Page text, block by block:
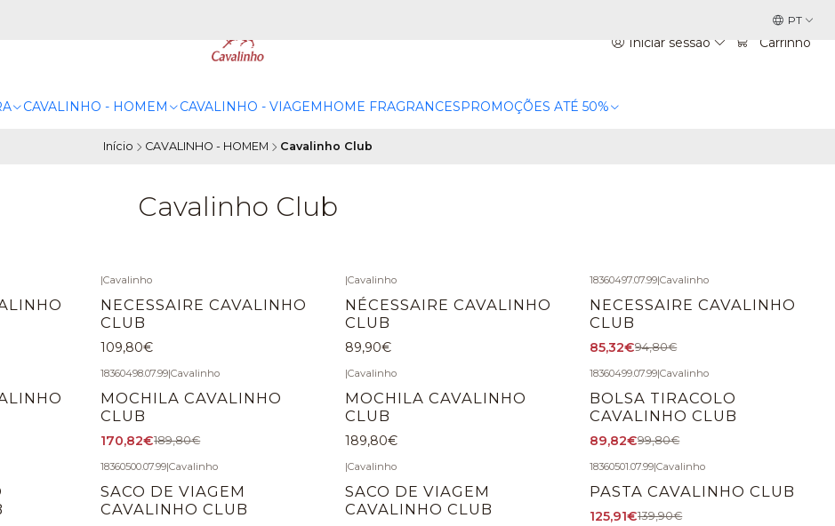
Iniciar sessão Carrinho
CAVALINHO - HOMEM CAVALINHO - VIAGEM HOME FRAGRANCESPROMOÇÕES ATÉ 50%
PT
Início CAVALINHO - HOMEM Cavalinho Club
Cavalinho Club
|Cavalinho
NECESSAIRE CAVALINHO
CLUB
109,80€
|Cavalinho
NÉCESSAIRE CAVALINHO
CLUB
89,90€
18360497.07.99|Cavalinho
NECESSAIRE CAVALINHO
CLUB
85,32€94,80€
18360498.07.99|Cavalinho
MOCHILA CAVALINHO
CLUB
170,82€189,80€
|Cavalinho
MOCHILA CAVALINHO
CLUB
189,80€
18360499.07.99|Cavalinho
BOLSA TIRACOLO
CAVALINHO CLUB
89,82€99,80€
18360500.07.99|Cavalinho
SACO DE VIAGEM
CAVALINHO CLUB
|Cavalinho
SACO DE VIAGEM
CAVALINHO CLUB
18360501.07.99|Cavalinho
PASTA CAVALINHO CLUB
125,91€139,90€